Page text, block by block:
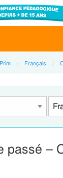
Français
passé –